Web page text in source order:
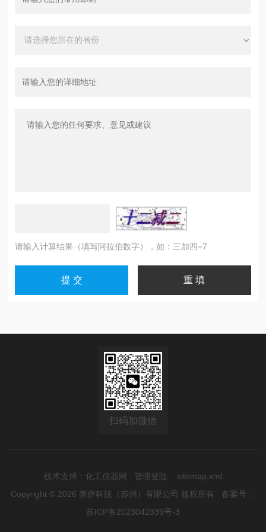
请输入计算结果（填写阿拉伯数字），如：三加四=7
扫码加微信
技术支持： 化工仪器网 管理登陆
sitemap.xml
Copyright © 2026 美萨科技（苏州）有限公司 版权所有 备案号：
苏ICP备2023042339号-3